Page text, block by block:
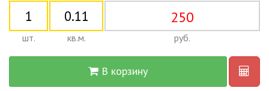
шт. кв.м.
250
руб.
В корзину